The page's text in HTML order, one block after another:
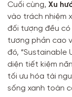
Cuối cùng, Xu
vào trách nhiệm
đối tượng đều
tương phản cao
đó, “Sustainable
diện tiết kiệm
tối ưu hóa tài
sống xanh toàn